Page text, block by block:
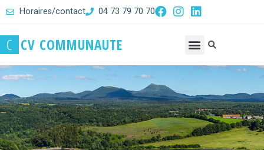
Horaires/contact 04 73 79 70 70
C CV COMMUNAUTE